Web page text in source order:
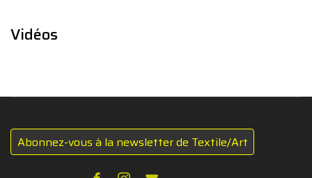
Vidéos
Abonnez-vous à la newsletter de Textile/Art